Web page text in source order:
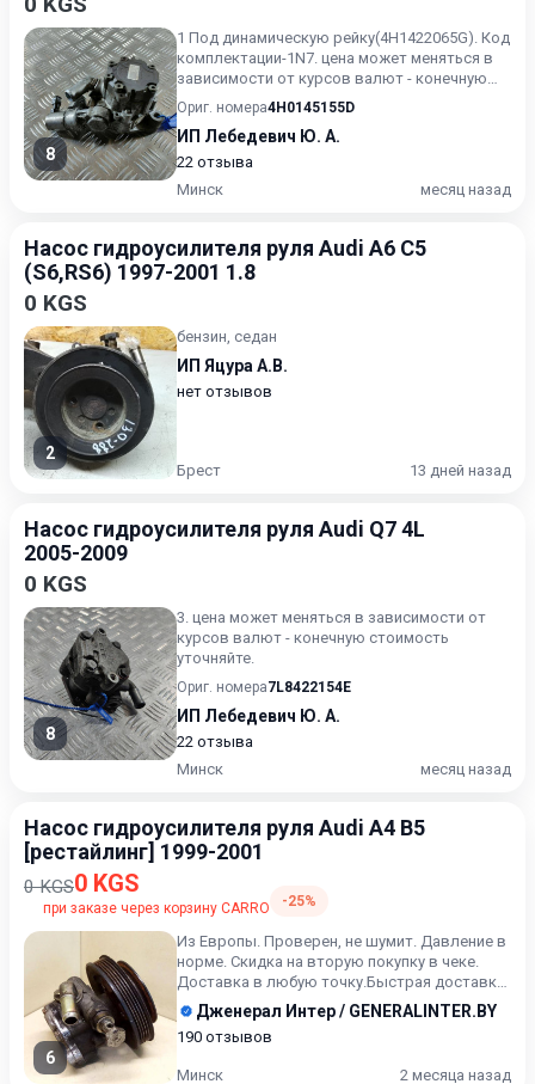
8
1 Под динамическую рейку(4H1422065G). Код
комплектации-1N7. цена может меняться в
зависимости от курсов валют - конечную
стоимость уточняйте...
Ориг. номера4H0145155D
ИП Лебедевич Ю. А.
22 отзыва
Минск
месяц назад
Насос гидроусилителя руля Audi A6 C5
(S6,RS6) 1997-2001 1.8
0 KGS
2
бензин, седан
ИП Яцура А.В.
нет отзывов
Брест 13 дней назад
Насос гидроусилителя руля Audi Q7 4L
2005-2009
0 KGS
8
3. цена может меняться в зависимости от
курсов валют - конечную стоимость
уточняйте.
Ориг. номера7L8422154E
ИП Лебедевич Ю. А.
22 отзыва
Минск
месяц назад
Насос гидроусилителя руля Audi A4 B5
[рестайлинг] 1999-2001
0 KGS0 KGS
при заказе через корзину CARRO -25%
6
Из Европы. Проверен, не шумит. Давление в
норме. Скидка на вторую покупку в чеке.
Доставка в любую точку.Быстрая доставка
в любую точку. Воз...
Дженерал Интер / GENERALINTER.BY
190 отзывов
Минск 2 месяца назад